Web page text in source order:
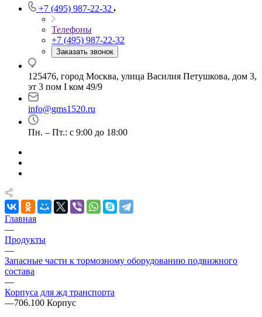
+7 (495) 987-22-32
Телефоны
+7 (495) 987-22-32
Заказать звонок
125476, город Москва, улица Василия Петушкова, дом 3,
эт 3 пом I ком 49/9
info@gms1520.ru
Пн. – Пт.: с 9:00 до 18:00
Главная
—
Продукты
—
Запасные части к тормозному оборудованию подвижного
состава
—
Корпуса для жд транспорта
—706.100 Корпус